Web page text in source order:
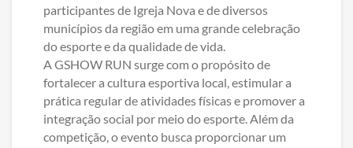
participantes de Igreja Nova e de diversos
municípios da região em uma grande celebração
do esporte e da qualidade de vida.
A GSHOW RUN surge com o propósito de
fortalecer a cultura esportiva local, estimular a
prática regular de atividades físicas e promover a
integração social por meio do esporte. Além da
competição, o evento busca proporcionar um